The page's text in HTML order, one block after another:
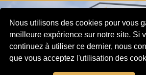
Nous utilisons des cookies pour vous
meilleure expérience sur notre site. Si
continuez à utiliser ce dernier, nous
que vous acceptez l'utilisation des